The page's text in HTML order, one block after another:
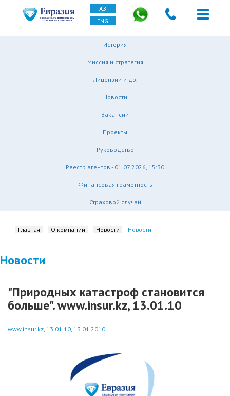
ҚАЗ
ENG
История
Миссия и стратегия
Лицензии и др.
Новости
Вакансии
Проекты
Руководство
Реестр агентов - 01.07.2026, 15:30
Финансовая грамотность
Страховой случай
Главная О компании Новости Новости
Новости
"Природных катастроф становится
больше". www.insur.kz, 13.01.10
www.insur.kz, 13.01.10, 13.01.2010